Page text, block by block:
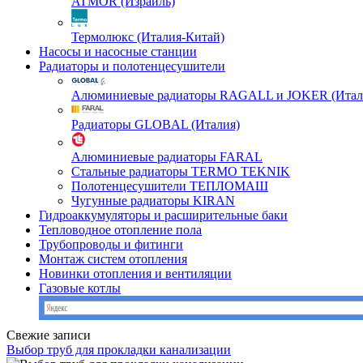
Термолюкс (Италия-Китай)
Насосы и насосные станции
Радиаторы и полотенцесушители
Алюминиевые радиаторы RAGALL и JOKER
Радиаторы GLOBAL (Италия)
Алюминиевые радиаторы FARAL
Стальные радиаторы TERMO TEKNIK
Полотенцесушители ТЕПЛОМАШ
Чугунные радиаторы KIRAN
Гидроаккумуляторы и расширительные баки
Тепловодное отопление пола
Трубопроводы и фитинги
Монтаж систем отопления
Новинки отопления и вентиляции
Газовые котлы
Свежие записи
Выбор труб для прокладки канализации